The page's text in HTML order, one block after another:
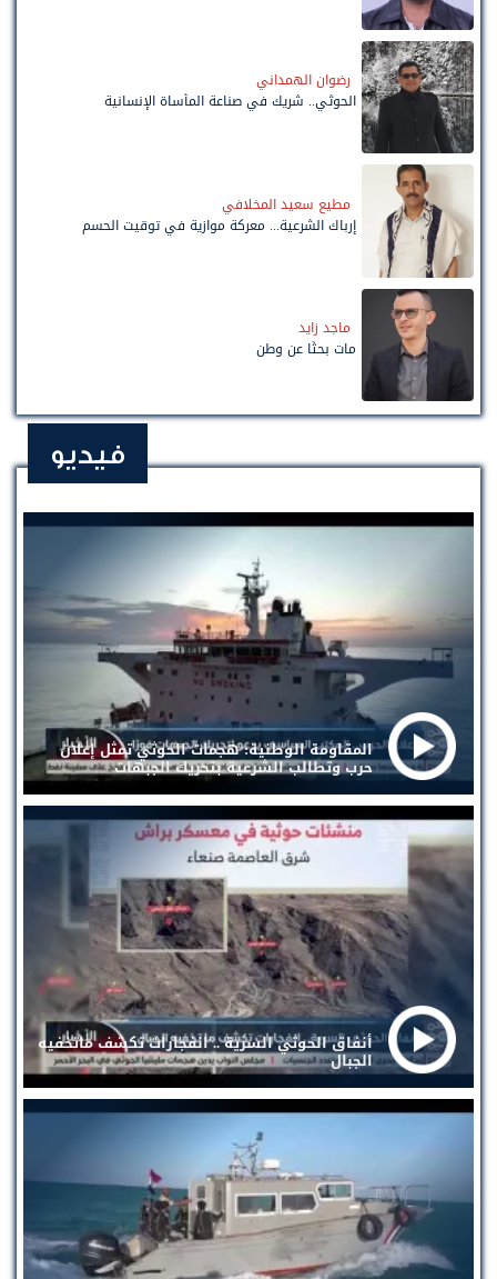
رضوان الهمداني
الحوثي.. شريك في صناعة المأساة الإنسانية
مطيع سعيد المخلافي
إرباك الشرعية... معركة موازية في توقيت الحسم
ماجد زايد
مات بحثًا عن وطن
فيديو
المقاومة الوطنية: هجمات الحوثي تمثل إعلان
حرب وتطالب الشرعية بتحريك الجبهات
أنفاق الحوثي السرية .. انفجارات تكشف ماتخفيه
الجبال